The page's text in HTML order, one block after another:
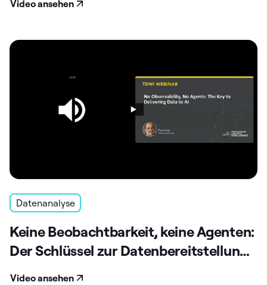
Video ansehen
Datenanalyse
Keine Beobachtbarkeit, keine Agenten:
Der Schlüssel zur Datenbereitstellung
für KI
Video ansehen